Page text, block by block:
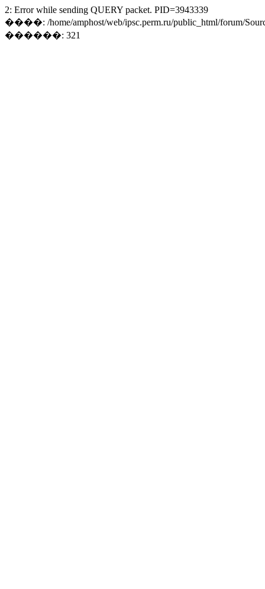
2: Error while sending QUERY packet. PID=3943339
����: /home/amphost/web/ipsc.perm.ru/public_html/forum/
������: 321